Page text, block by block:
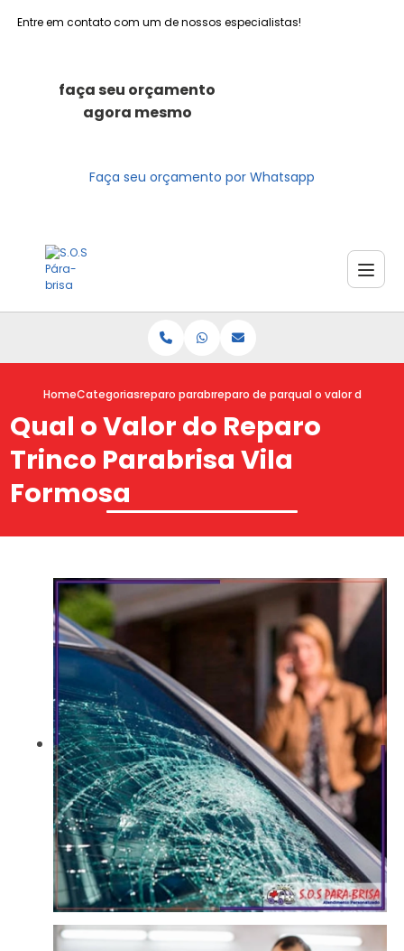
Entre em contato com um de nossos especialistas!
faça seu orçamento
agora mesmo
Faça seu orçamento por Whatsapp
HomeCategoriasreparo parabrisasreparo de parabrisa trincado
qual o valor do
Qual o Valor do Reparo
Trinco Parabrisa Vila
Formosa